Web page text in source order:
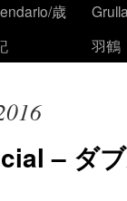
歳
羽鶴
– ダ